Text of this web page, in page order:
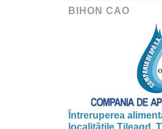
BIHON CAO
Întreruperea